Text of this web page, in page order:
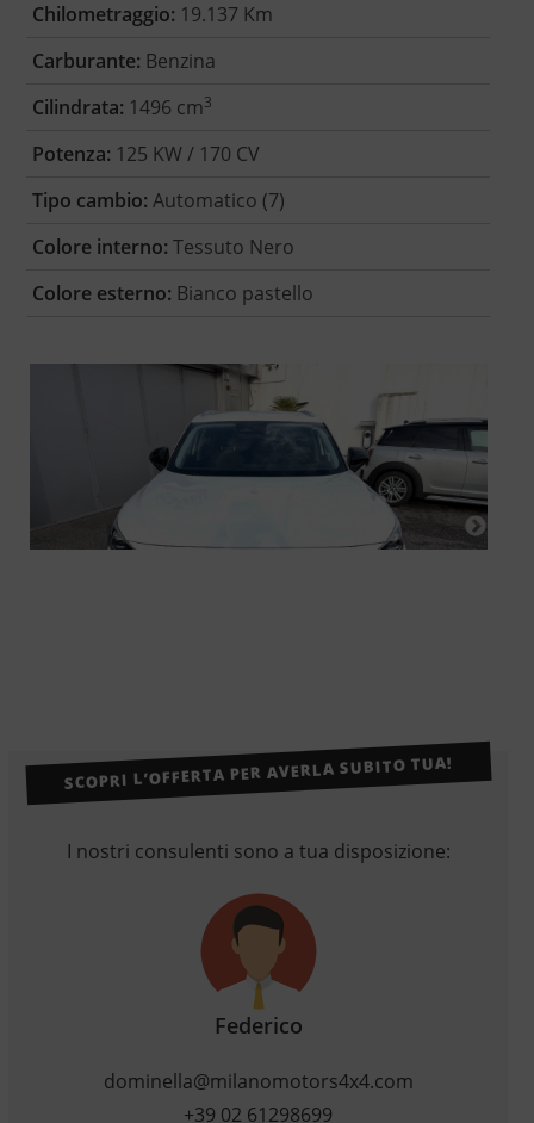
Chilometraggio: 19.137 Km
Carburante: Benzina
Cilindrata: 1496 cm3
Potenza: 125 KW / 170 CV
Tipo cambio: Automatico (7)
Colore interno: Tessuto Nero
Colore esterno: Bianco pastello
SCOPRI L’OFFERTA PER AVERLA SUBITO TUA!
I nostri consulenti sono a tua disposizione:
Federico
dominella@milanomotors4x4.com
+39 02 61298699